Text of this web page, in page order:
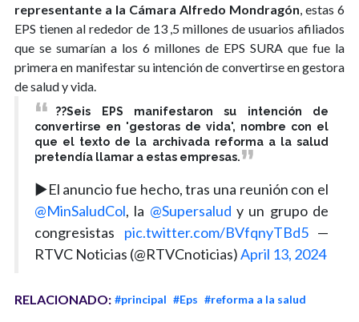
representante a la Cámara Alfredo Mondragón , estas 6
EPS tienen al rededor de 13 ,5 millones de usuarios afiliados
que se sumarían a los 6 millones de EPS SURA que fue la
primera en manifestar su intención de convertirse en gestora
de salud y vida.
??Seis EPS manifestaron su intención de
convertirse en 'gestoras de vida', nombre con el
que el texto de la archivada reforma a la salud
pretendía llamar a estas empresas.
▶️El anuncio fue hecho, tras una reunión con el
@MinSaludCol, la @Supersalud y un grupo de
congresistas pic.twitter.com/BVfqnyTBd5—
RTVC Noticias (@RTVCnoticias)April 13, 2024
RELACIONADO: #principal #Eps #reforma a la salud